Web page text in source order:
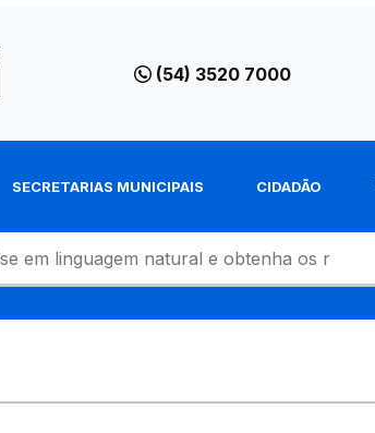
(54) 3520 7000
SECRETARIAS MUNICIPAIS CIDADÃO